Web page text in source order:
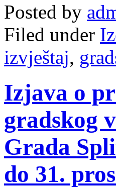
Posted by
Filed under
izvještaj,
Izjava o
gradskog
Grada
do 31.